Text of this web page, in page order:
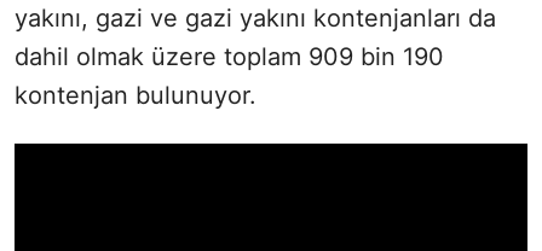
yakını, gazi ve gazi yakını kontenjanları da
dahil olmak üzere toplam 909 bin 190
kontenjan bulunuyor.